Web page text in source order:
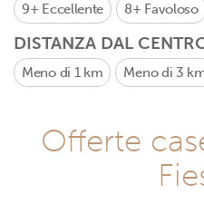
9+ Eccellente 8+ Favoloso
DISTANZA DAL
Meno di 1 km Meno di 3
Offerte